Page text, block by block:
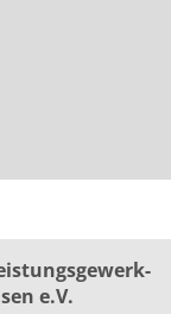
e.V.